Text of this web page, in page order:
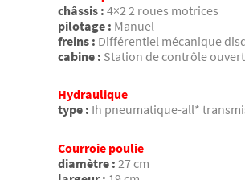
châssis : 4×2 2 roues motrices
pilotage : Manuel
freins : Différentiel mécanique
cabine : Station de contrôle
Hydraulique
type : Ih pneumatique-all*
Courroie poulie
diamètre : 27 cm